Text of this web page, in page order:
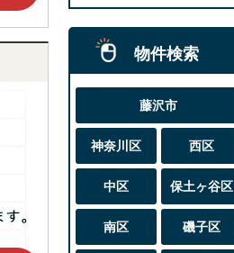
物件検索
藤沢市
神奈川区 西区
中区 保土ヶ谷区
南区 磯子区